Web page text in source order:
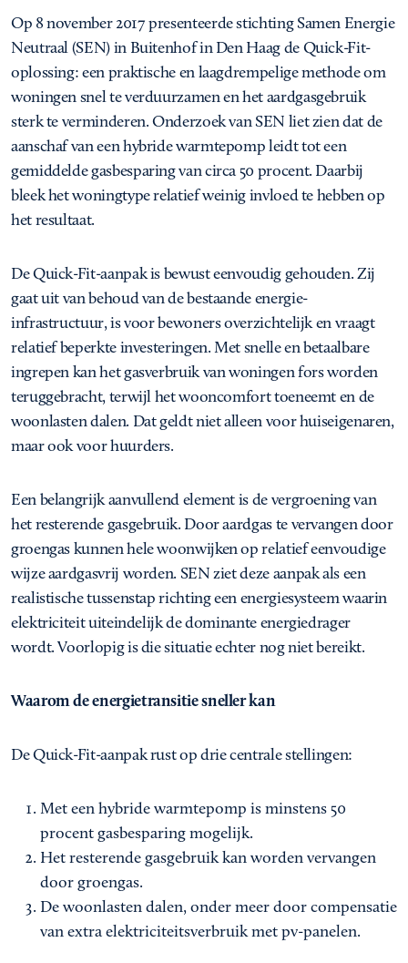
Op 8 november 2017 presenteerde stichting Samen Energie
Neutraal (SEN) in Buitenhof in Den Haag de Quick-Fit-
oplossing: een praktische en laagdrempelige methode om
woningen snel te verduurzamen en het aardgasgebruik
sterk te verminderen. Onderzoek van SEN liet zien dat de
aanschaf van een hybride warmtepomp leidt tot een
gemiddelde gasbesparing van circa 50 procent. Daarbij
bleek het woningtype relatief weinig invloed te hebben op
het resultaat.
De Quick-Fit-aanpak is bewust eenvoudig gehouden. Zij
gaat uit van behoud van de bestaande energie-
infrastructuur, is voor bewoners overzichtelijk en vraagt
relatief beperkte investeringen. Met snelle en betaalbare
ingrepen kan het gasverbruik van woningen fors worden
teruggebracht, terwijl het wooncomfort toeneemt en de
woonlasten dalen. Dat geldt niet alleen voor huiseigenaren,
maar ook voor huurders.
Een belangrijk aanvullend element is de vergroening van
het resterende gasgebruik. Door aardgas te vervangen door
groengas kunnen hele woonwijken op relatief eenvoudige
wijze aardgasvrij worden. SEN ziet deze aanpak als een
realistische tussenstap richting een energiesysteem waarin
elektriciteit uiteindelijk de dominante energiedrager
wordt. Voorlopig is die situatie echter nog niet bereikt.
Waarom de energietransitie sneller kan
De Quick-Fit-aanpak rust op drie centrale stellingen:
Met een hybride warmtepomp is minstens 50
procent gasbesparing mogelijk.
Het resterende gasgebruik kan worden vervangen
door groengas.
De woonlasten dalen, onder meer door compensatie
van extra elektriciteitsverbruik met pv-panelen.